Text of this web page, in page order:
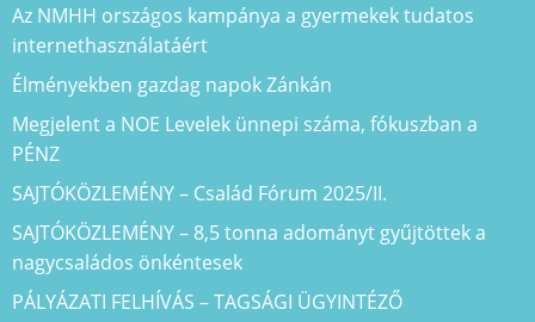
Az NMHH országos kampánya a gyermekek tudatos
internethasználatáért
Élményekben gazdag napok Zánkán
Megjelent a NOE Levelek ünnepi száma, fókuszban a
PÉNZ
SAJTÓKÖZLEMÉNY – Család Fórum 2025/II.
SAJTÓKÖZLEMÉNY – 8,5 tonna adományt gyűjtöttek a
nagycsaládos önkéntesek
PÁLYÁZATI FELHÍVÁS – TAGSÁGI ÜGYINTÉZŐ